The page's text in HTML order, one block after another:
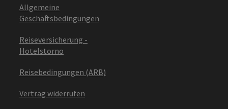
Allgemeine
Geschäftsbedingungen
Reiseversicherung -
Hotelstorno
Reisebedingungen (ARB)
Vertrag widerrufen